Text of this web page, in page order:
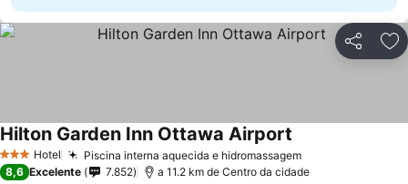
Partilhar
3 EstrelasHotel Piscina interna aquecida e hidromassagem
Hilton Garden Inn Ottawa Airport
8,6 Excelente 7.852 a 11.2 km de Centro da cidade